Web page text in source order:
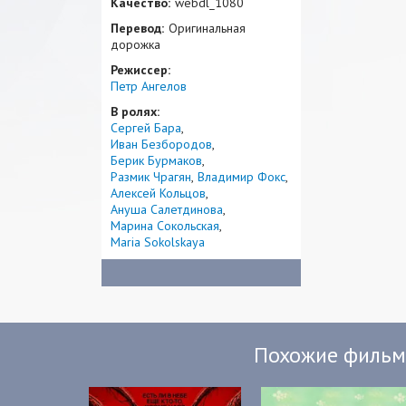
Перевод: Оригинальная
дорожка
Режиссер:
Петр Ангелов
В ролях:
Сергей Бара
Иван Безбородов
Берик Бурмаков
Размик Чрагян Владимир Фокс
Алексей Кольцов
Ануша Салетдинова
Марина Сокольская
Maria Sokolskaya
Похожие